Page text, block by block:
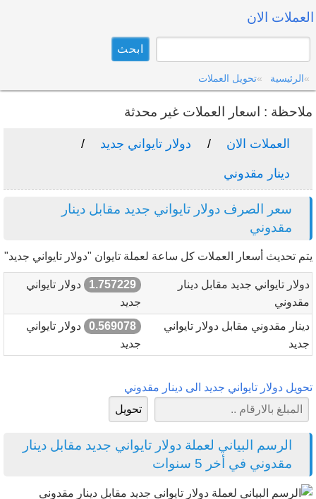
العملات الان
الرئيسية تحويل العملات
ملاحظة : اسعار العملات غير محدثة
العملات الان دولار تايواني جديد
دينار مقدوني
سعر الصرف دولار تايواني جديد مقابل دينار
مقدوني
يتم تحديث أسعار العملات كل ساعة لعملة تايوان "دولار تايواني جديد"
دولار تايواني جديد مقابل دينار
مقدوني
1.757229
دولار تايواني
جديد
دينار مقدوني مقابل دولار تايواني
جديد
0.569078
دولار تايواني
جديد
تحويل دولار تايواني جديد الى دينار مقدوني
الرسم البياني لعملة دولار تايواني جديد مقابل دينار
مقدوني في أخر 5 سنوات